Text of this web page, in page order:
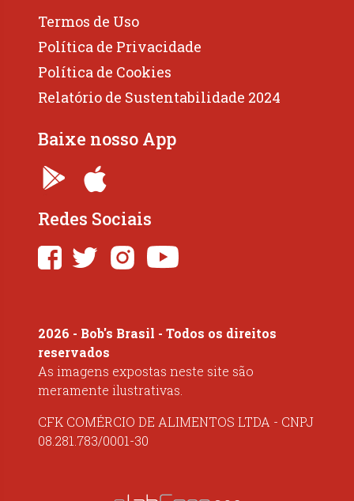
Termos de Uso
Política de Privacidade
Política de Cookies
Relatório de Sustentabilidade 2024
Baixe nosso App
Redes Sociais
2026 - Bob's Brasil - Todos os direitos
reservados
As imagens expostas neste site são
meramente ilustrativas.
CFK COMÉRCIO DE ALIMENTOS LTDA - CNPJ
08.281.783/0001-30